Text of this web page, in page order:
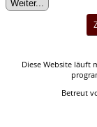
Diese Website läuft
Betreut